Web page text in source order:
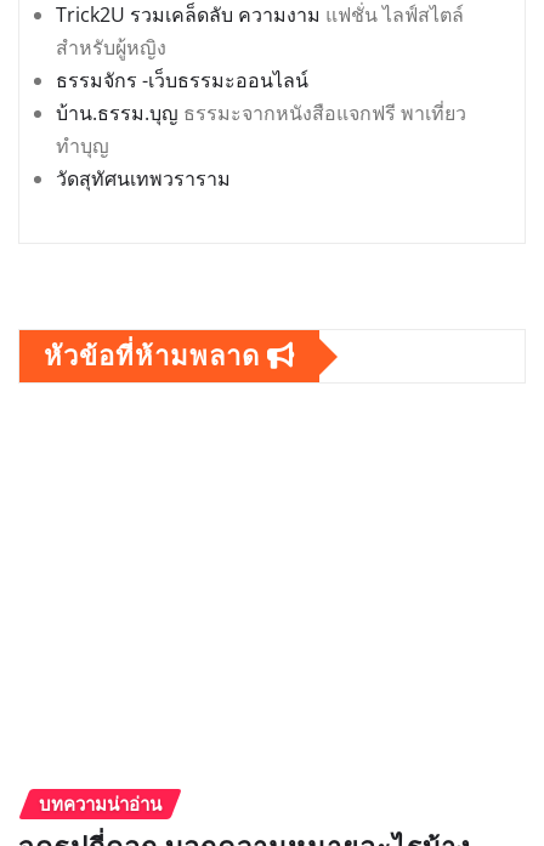
Trick2U รวมเคล็ดลับ ความงาม แฟชั่น ไลฟ์สไตล์
สำหรับผู้หญิง
ธรรมจักร -เว็บธรรมะออนไลน์
บ้าน.ธรรม.บุญ ธรรมะจากหนังสือแจกฟรี พาเที่ยว
ทำบุญ
วัดสุทัศนเทพวราราม
หัวข้อที่ห้ามพลาด
บทความน่าอ่าน